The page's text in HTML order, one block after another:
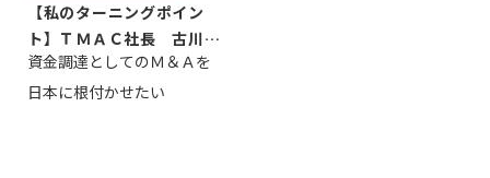
【私のターニングポイン
ト】ＴＭＡＣ社長 古川英
一
資金調達としてのＭ＆Ａを
日本に根付かせたい